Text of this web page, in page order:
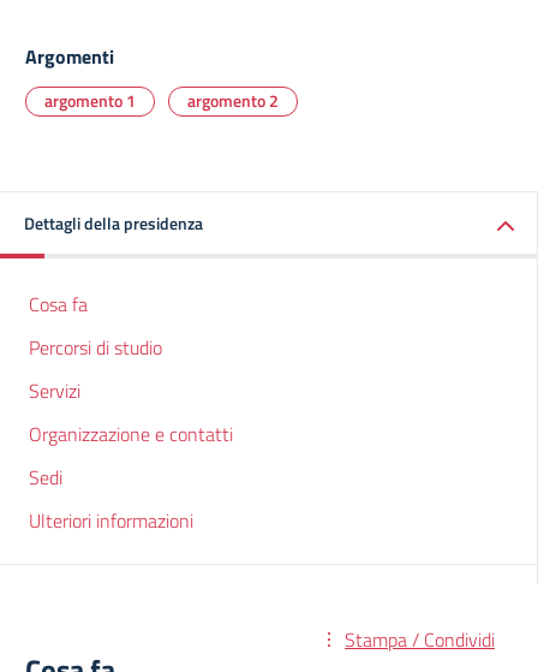
Argomenti
argomento 1 argomento 2
Dettagli della presidenza
Cosa fa
Percorsi di studio
Servizi
Organizzazione e contatti
Sedi
Ulteriori informazioni
Stampa / Condividi